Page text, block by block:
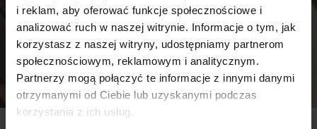
i reklam, aby oferować funkcje społecznościowe i
analizować ruch w naszej witrynie. Informacje o tym, jak
korzystasz z naszej witryny, udostępniamy partnerom
społecznościowym, reklamowym i analitycznym.
Partnerzy mogą połączyć te informacje z innymi danymi
otrzymanymi od Ciebie lub uzyskanymi podczas
korzystania z ich usług.